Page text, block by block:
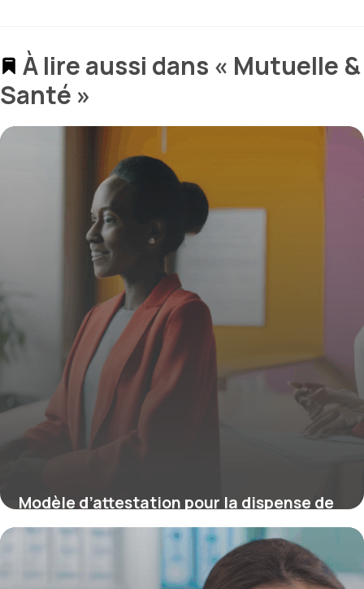
À lire aussi dans « Mutuelle &
Santé »
Modèle d’attestation pour la dispense de
mutuelle obligatoire au titre du conjoint :
4 juillet 2025